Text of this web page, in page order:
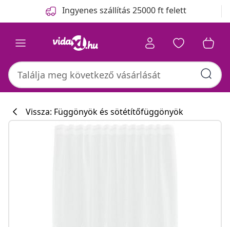
Ingyenes szállítás 25000 ft felett
Vissza: Függönyök és sötétítőfüggönyök